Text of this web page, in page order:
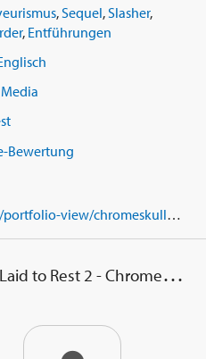
Harris('Hatchet 2'),
Brian Austin Green
als ChromeSkull
, Sequel, Slasher,
, Entführungen
Bewertung
http://www.ionnewmedia.de/portfolio-view/chromeskull-laid-to-rest-2/
Laid to Rest 2 - ChromeSkull